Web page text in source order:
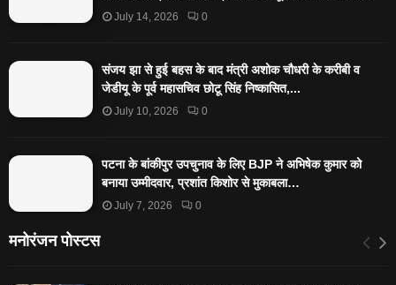
July 14, 2026 0
संजय झा से हुई बहस के बाद मंत्री अशोक चौधरी के करीबी व
जेडीयू के पूर्व महासचिव छोटू सिंह निष्कासित,...
July 10, 2026 0
पटना के बांकीपुर उपचुनाव के लिए BJP ने अभिषेक कुमार को
बनाया उम्मीदवार, प्रशांत किशोर से मुकाबला…
July 7, 2026 0
मनोरंजन पोस्टस